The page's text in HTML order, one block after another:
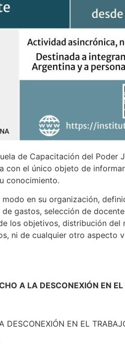
de Capacitación del Poder
con el único objeto de
conocimiento.
en su organización,
gastos, selección de
los objetivos, distribución del
ni de cualquier otro aspecto
A LA DESCONEXIÓN EN
EN EL